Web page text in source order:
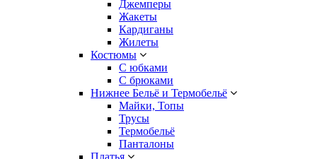
Джемперы
Жакеты
Кардиганы
Жилеты
Костюмы
С юбками
С брюками
Нижнее Бельё и Термобельё
Майки, Топы
Трусы
Термобельё
Панталоны
Платья